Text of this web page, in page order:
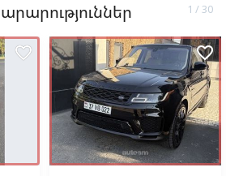
favorite_border favorite_border